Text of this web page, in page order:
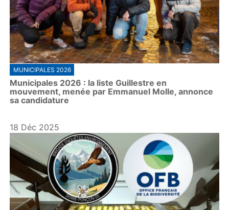
MUNICIPALES 2026
Municipales 2026 : la liste Guillestre en
mouvement, menée par Emmanuel Molle, annonce
sa candidature
18 Déc 2025